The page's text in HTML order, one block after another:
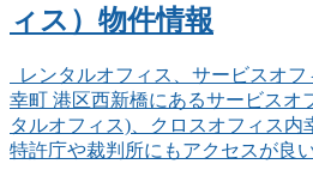
ィス）物件情報
レンタルオフィス、サービスオ
幸町 港区西新橋にあるサービスオ
タルオフィス)、クロスオフィス内
特許庁や裁判所にもアクセスが良